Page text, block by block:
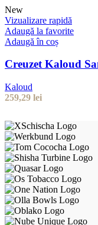
New
Vizualizare rapidă
Adaugă la favorite
Adaugă în coș
Creuzet Kaloud
Kaloud
259,29 lei